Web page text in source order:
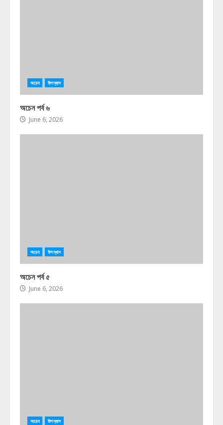
অচেন উপন্যাস
অচেন পর্ব ৬
June 6, 2026
অচেন উপন্যাস
অচেন পর্ব ৫
June 6, 2026
অচেন উপন্যাস